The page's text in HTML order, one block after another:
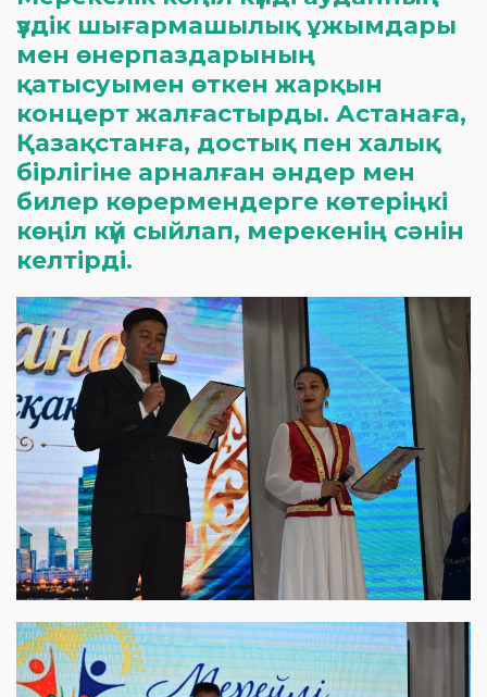
үздік шығармашылық ұжымдары
мен өнерпаздарының
қатысуымен өткен жарқын
концерт жалғастырды. Астанаға,
Қазақстанға, достық пен халық
бірлігіне арналған әндер мен
билер көрермендерге көтеріңкі
көңіл күй сыйлап, мерекенің сәнін
келтірді.